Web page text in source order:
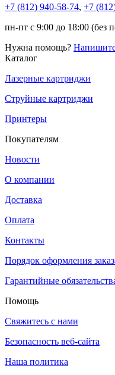
+7 (812) 940-58-74, +7
пн-пт с 9:00 до 18:00 (без
Нужна помощь?
Каталог
Лазерные картриджи
Струйные картриджи
Принтеры
Покупателям
Новости
О компании
Доставка
Оплата
Контакты
Порядок оформления
Гарантийные
Помощь
Свяжитесь с нами
Безопасность веб-сайта
Наша политика